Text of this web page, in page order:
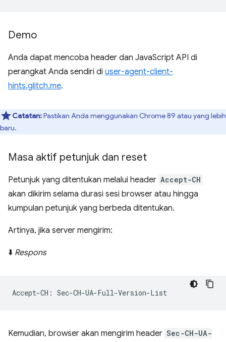
Demo
Anda dapat mencoba header dan JavaScript API di
perangkat Anda sendiri di user-agent-client-
hints.glitch.me.
Catatan:Pastikan Anda menggunakan Chrome 89 atau yang lebih
baru.
Masa aktif petunjuk dan reset
Petunjuk yang ditentukan melalui header Accept-CH
akan dikirim selama durasi sesi browser atau hingga
kumpulan petunjuk yang berbeda ditentukan.
Artinya, jika server mengirim:
⬇️ Respons
Kemudian, browser akan mengirim header Sec-CH-UA-